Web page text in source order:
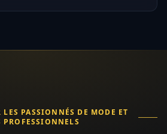
LES PASSIONNÉS DE MODE ET
PROFESSIONNELS